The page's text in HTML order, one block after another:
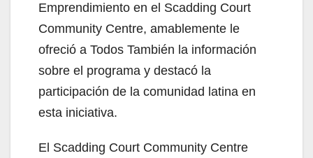
Emprendimiento en el Scadding Court
Community Centre, amablemente le
ofreció a Todos También la información
sobre el programa y destacó la
participación de la comunidad latina en
esta iniciativa.
El Scadding Court Community Centre